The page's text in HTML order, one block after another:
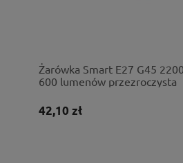
Żarówka Smart E27 G45
600 lumenów przezroczysta
42,10 zł